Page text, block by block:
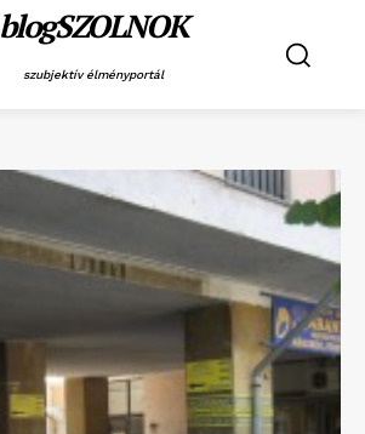
blogSZOLNOK
szubjektív élményportál